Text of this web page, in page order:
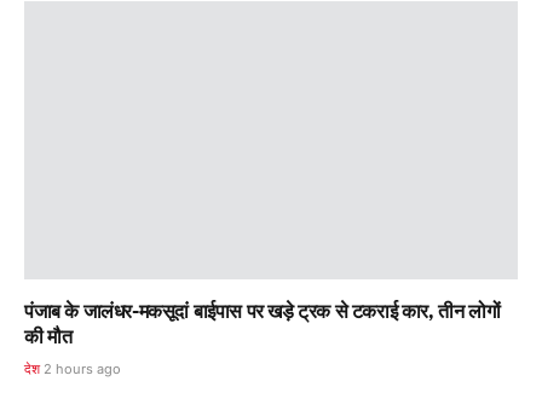
पंजाब के जालंधर-मकसूदां बाईपास पर खड़े ट्रक से टकराई कार, तीन लोगों
की मौत
देश 2 hours ago